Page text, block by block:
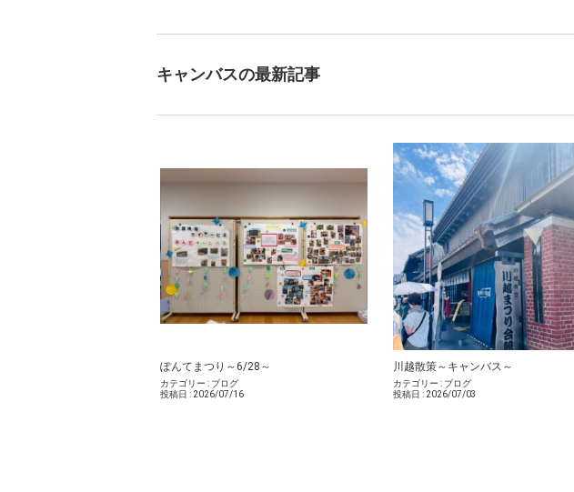
キャンバスの最新記事
ぽんてまつり～6/28～
カテゴリー : ブログ
投稿日 : 2026/07/16
川越散策～キャンバス～
カテゴリー : ブログ
投稿日 : 2026/07/03